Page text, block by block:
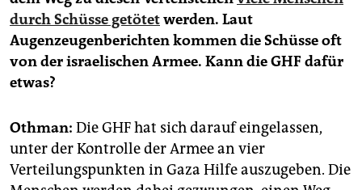
durch Schüsse getötetwerden. Laut
Augenzeugenberichten kommen die Schüsse oft
von der israelischen Armee. Kann die GHF dafür
etwas?
Othman: Die GHF hat sich darauf eingelassen,
unter der Kontrolle der Armee an vier
Verteilungspunkten in Gaza Hilfe auszugeben. Die